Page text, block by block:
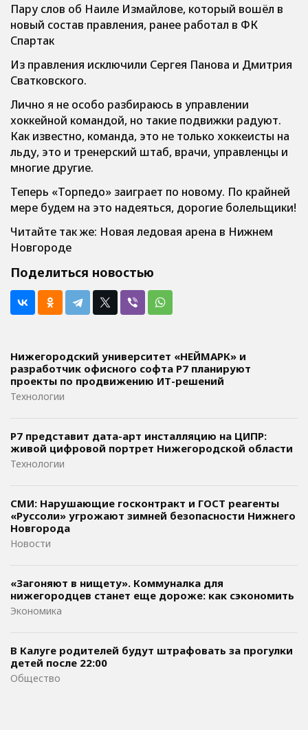
Пару слов об Наиле Измайлове, который вошёл в
новый состав правления, ранее работал в ФК
Спартак
Из правления исключили Сергея Панова и Дмитрия
Сватковского.
Лично я не особо разбираюсь в управлении
хоккейной командой, но такие подвижки радуют.
Как известно, команда, это не только хоккеисты на
льду, это и тренерский штаб, врачи, управленцы и
многие другие.
Теперь «Торпедо» заиграет по новому. По крайней
мере будем на это надеяться, дорогие болельщики!
Читайте так же: Новая ледовая арена в Нижнем
Новгороде
Поделиться новостью
Нижегородский университет «НЕЙМАРК» и
разработчик офисного софта P7 планируют
проекты по продвижению ИТ-решений
Технологии
Р7 представит дата-арт инсталляцию на ЦИПР:
живой цифровой портрет Нижегородской области
Технологии
СМИ: Нарушающие госконтракт и ГОСТ реагенты
«Руссоли» угрожают зимней безопасности Нижнего
Новгорода
Новости
«Загоняют в нищету». Коммуналка для
нижегородцев станет еще дороже: как сэкономить
Экономика
В Калуге родителей будут штрафовать за прогулки
детей после 22:00
Общество